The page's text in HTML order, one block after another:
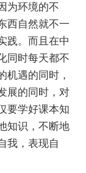
为环境的不
西自然就不一
践。而且在中
同时每天都不
机遇的同时，
展的同时，对
要学好课本知
知识，不断地
我，表现自